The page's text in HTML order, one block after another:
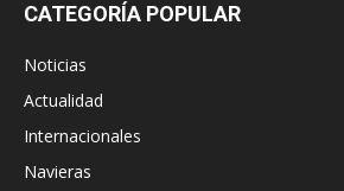
CATEGORÍA POPULAR
Noticias
Actualidad
Internacionales
Navieras